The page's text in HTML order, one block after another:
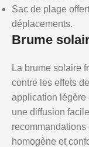
Sac de plage
déplacements.
Brume
La brume solaire
contre les effets
application légère
une diffusion
recommandations
homogène et